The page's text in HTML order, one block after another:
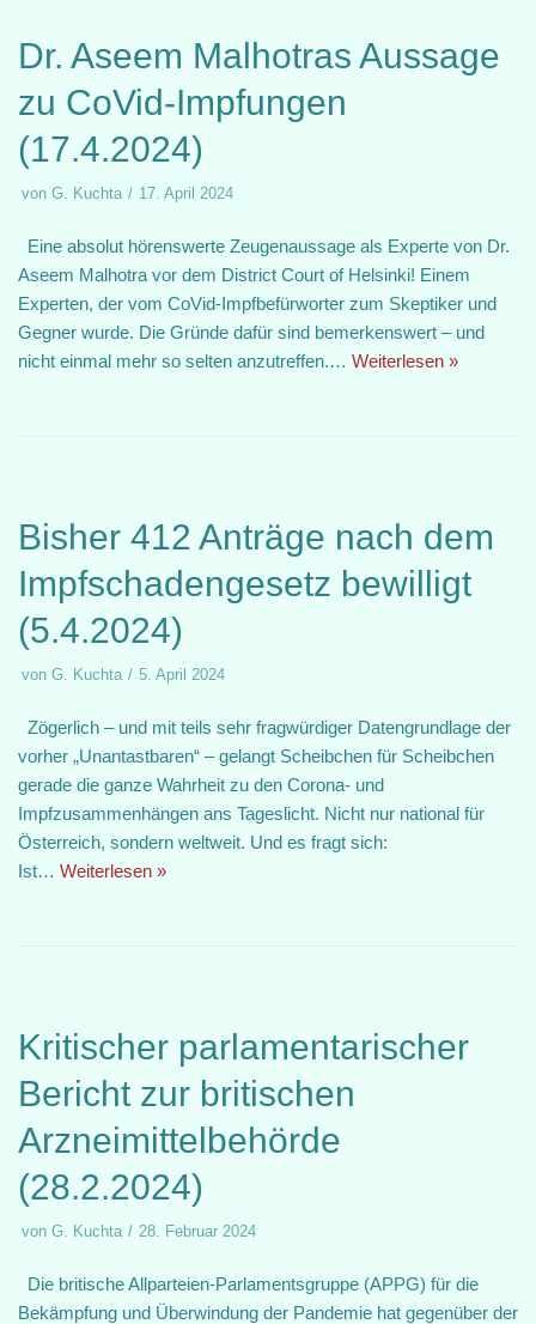
Dr. Aseem Malhotras Aussage
zu CoVid-Impfungen
(17.4.2024)
von G. Kuchta 17. April 2024
Eine absolut hörenswerte Zeugenaussage als Experte von Dr.
Aseem Malhotra vor dem District Court of Helsinki! Einem
Experten, der vom CoVid-Impfbefürworter zum Skeptiker und
Gegner wurde. Die Gründe dafür sind bemerkenswert – und
nicht einmal mehr so selten anzutreffen.… Weiterlesen »
Bisher 412 Anträge nach dem
Impfschadengesetz bewilligt
(5.4.2024)
von G. Kuchta 5. April 2024
Zögerlich – und mit teils sehr fragwürdiger Datengrundlage der
vorher „Unantastbaren“ – gelangt Scheibchen für Scheibchen
gerade die ganze Wahrheit zu den Corona- und
Impfzusammenhängen ans Tageslicht. Nicht nur national für
Österreich, sondern weltweit. Und es fragt sich:
Ist… Weiterlesen »
Kritischer parlamentarischer
Bericht zur britischen
Arzneimittelbehörde
(28.2.2024)
von G. Kuchta 28. Februar 2024
Die britische Allparteien-Parlamentsgruppe (APPG) für die
Bekämpfung und Überwindung der Pandemie hat gegenüber der